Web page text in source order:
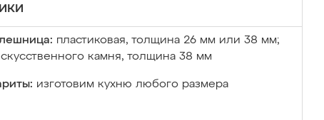
пластиковая, толщина 26 мм или 38 мм;
камня, толщина 38 мм
изготовим кухню любого размера